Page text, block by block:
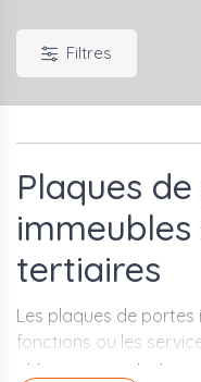
Filtres
Plaques
tertiaires
Les plaques de
fonctions ou les
et les espaces